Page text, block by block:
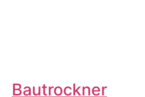
Bautrockner